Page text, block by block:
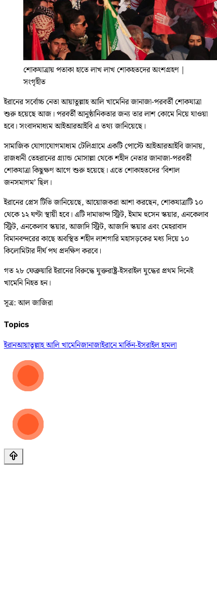
শোকযাত্রায় পতাকা হাতে লাখ লাখ শোকহতদের অংশগ্রহণ |
সংগৃহীত
ইরানের সর্বোচ্চ নেতা আয়াতুল্লাহ আলি খামেনির জানাজা-পরবর্তী শোকযাত্রা
শুরু হয়েছে আজ। পরবর্তী আনুষ্ঠানিকতার জন্য তার লাশ কোমে নিয়ে যাওয়া
হবে। সংবাদমাধ্যম আইআরআইবি এ তথ্য জানিয়েছে।
সামাজিক যোগাযোগমাধ্যম টেলিগ্রামে একটি পোস্টে আইআরআইবি জানায়,
রাজধানী তেহরানের গ্র্যান্ড মোসাল্লা থেকে শহীদ নেতার জানাজা-পরবর্তী
শোকযাত্রা কিছুক্ষণ আগে শুরু হয়েছে। এতে শোকাহতদের ‘বিশাল
জনসমাগম’ ছিল।
ইরানের প্রেস টিভি জানিয়েছে, আয়োজকরা আশা করছেন, শোকযাত্রাটি ১০
থেকে ১২ ঘণ্টা স্থায়ী হবে। এটি দামাভান্দ স্ট্রিট, ইমাম হুসেন স্কয়ার, এনকেলাব
স্ট্রিট, এনকেলাব স্কয়ার, আজাদি স্ট্রিট, আজাদি স্কয়ার এবং মেহরাবাদ
বিমানবন্দরের কাছে অবস্থিত শহীদ লাশগারি মহাসড়কের মধ্য দিয়ে ১০
কিলোমিটার দীর্ঘ পথ প্রদক্ষিণ করবে।
গত ২৮ ফেব্রুয়ারি ইরানের বিরুদ্ধে যুক্তরাষ্ট্র-ইসরাইল যুদ্ধের প্রথম দিনেই
খামেনি নিহত হন।
সূত্র: আল জাজিরা
Topics
ইরানআয়াতুল্লাহ আলি খামেনিজানাজাইরানে মার্কিন-ইসরাইল হামলা